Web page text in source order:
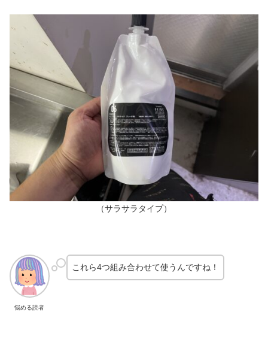
（サラサラタイプ）
悩める読者
これら4つ組み合わせて使うんですね！